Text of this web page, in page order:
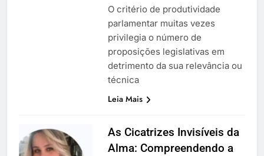
O critério de produtividade
parlamentar muitas vezes
privilegia o número de
proposições legislativas em
detrimento da sua relevância ou
técnica
Leia Mais
As Cicatrizes Invisíveis da
Alma: Compreendendo a